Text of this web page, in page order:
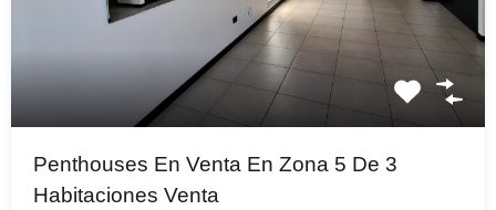
Penthouses En Venta En Zona 5 De 3
Habitaciones Venta